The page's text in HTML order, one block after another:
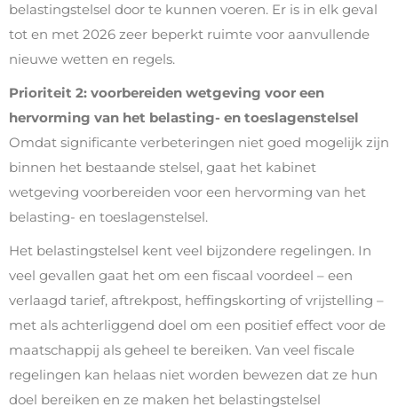
belastingstelsel door te kunnen voeren. Er is in elk geval
tot en met 2026 zeer beperkt ruimte voor aanvullende
nieuwe wetten en regels.
Prioriteit 2: voorbereiden wetgeving voor een
hervorming van het belasting- en toeslagenstelsel
Omdat significante verbeteringen niet goed mogelijk zijn
binnen het bestaande stelsel, gaat het kabinet
wetgeving voorbereiden voor een hervorming van het
belasting- en toeslagenstelsel.
Het belastingstelsel kent veel bijzondere regelingen. In
veel gevallen gaat het om een fiscaal voordeel – een
verlaagd tarief, aftrekpost, heffingskorting of vrijstelling –
met als achterliggend doel om een positief effect voor de
maatschappij als geheel te bereiken. Van veel fiscale
regelingen kan helaas niet worden bewezen dat ze hun
doel bereiken en ze maken het belastingstelsel